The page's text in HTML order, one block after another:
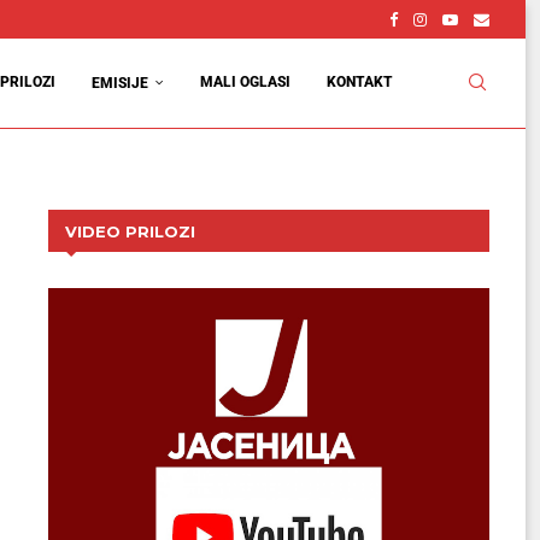
PRILOZI EMISIJE MALI OGLASI KONTAKT
VIDEO PRILOZI